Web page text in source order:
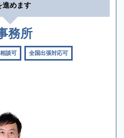
進めます
務所
談可 全国出張対応可